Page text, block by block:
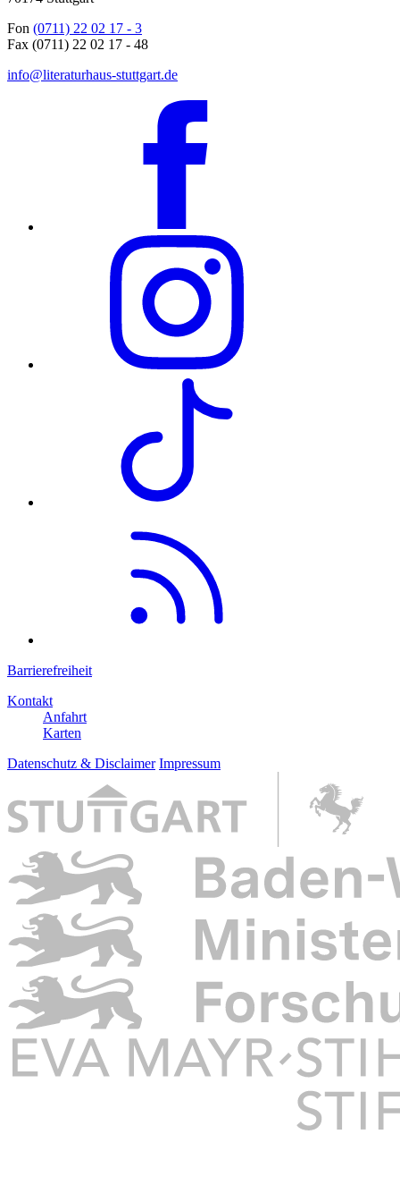
Fon (0711) 22 02 17 - 3
Fax (0711) 22 02 17 - 48
info@literaturhaus-stuttgart.de
Barrierefreiheit
Kontakt
Anfahrt
Karten
Datenschutz & Disclaimer Impressum